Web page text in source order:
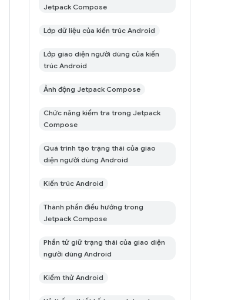
Jetpack Compose
Lớp dữ liệu của kiến trúc Android
Lớp giao diện người dùng của kiến
trúc Android
Ảnh động Jetpack Compose
Chức năng kiểm tra trong Jetpack
Compose
Quá trình tạo trạng thái của giao
diện người dùng Android
Kiến trúc Android
Thành phần điều hướng trong
Jetpack Compose
Phần tử giữ trạng thái của giao diện
người dùng Android
Kiểm thử Android